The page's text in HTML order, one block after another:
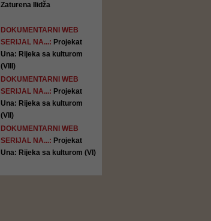
Zaturena Ilidža
DOKUMENTARNI WEB
SERIJAL NA...: Projekat
Una: Rijeka sa kulturom
(VIII)
DOKUMENTARNI WEB
SERIJAL NA...: Projekat
Una: Rijeka sa kulturom
(VII)
DOKUMENTARNI WEB
SERIJAL NA...: Projekat
Una: Rijeka sa kulturom (VI)